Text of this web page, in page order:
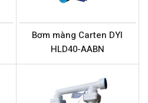
Bơm màng Carten DYI
HLD40-AABN